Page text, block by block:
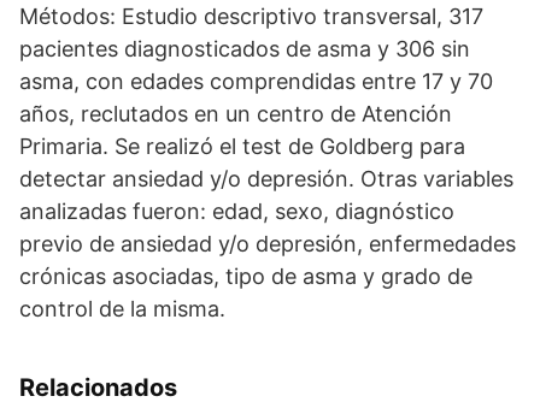
Métodos: Estudio descriptivo transversal, 317
pacientes diagnosticados de asma y 306 sin
asma, con edades comprendidas entre 17 y 70
años, reclutados en un centro de Atención
Primaria. Se realizó el test de Goldberg para
detectar ansiedad y/o depresión. Otras variables
analizadas fueron: edad, sexo, diagnóstico
previo de ansiedad y/o depresión, enfermedades
crónicas asociadas, tipo de asma y grado de
control de la misma.
Relacionados